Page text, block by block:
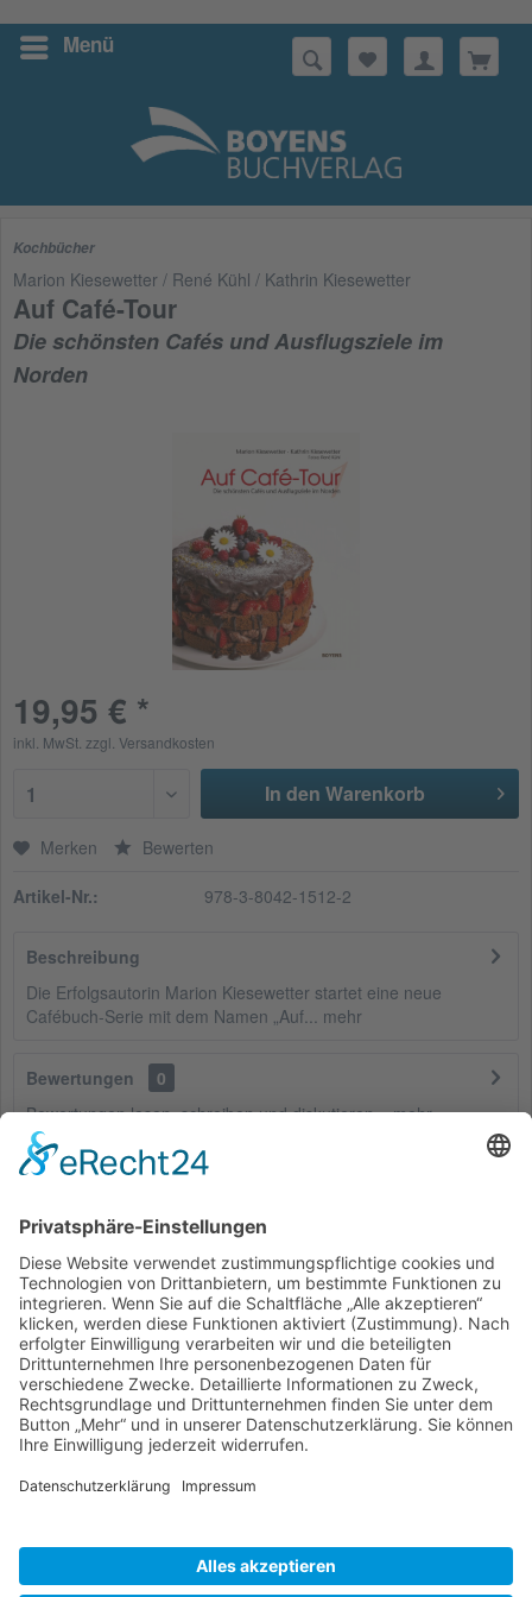
Menü
Suchen
Kochbücher
Marion Kiesewetter / René Kühl / Kathrin Kiesewetter
Auf Café-Tour
Die schönsten Cafés und Ausflugsziele im
Norden
19,95 € *
inkl. MwSt. zzgl. Versandkosten
1 In den Warenkorb
Merken Bewerten
Artikel-Nr.: 978-3-8042-1512-2
Beschreibung
Die Erfolgsautorin Marion Kiesewetter startet eine neue
Cafébuch-Serie mit dem Namen „Auf... mehr
Bewertungen
0
Bewertungen lesen, schreiben und diskutieren...mehr
Kunden haben sich ebenfalls angesehen
Service Hotline
Shop Service
Informationen
* Alle Preise inkl. gesetzl. Mehrwertsteuer zzgl.Versandkostenund ggf.
Nachnahmegebühren, wenn nicht anders beschrieben
Bestellung Downloads
Widerrufsbelehrung Datenschutz